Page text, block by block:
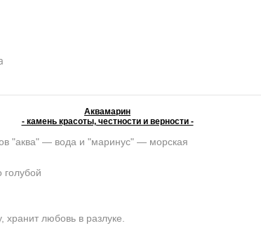
Аквамарин
- камень красоты, честности и верности -
"аква" — вода и "маринус" — морская
голубой
любовь в разлуке.